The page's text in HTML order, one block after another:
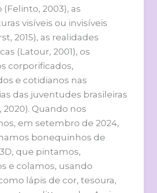
2003), as
visíveis ou invisíveis
2015), as realidades
(Latour, 2001), os
corporificados,
e cotidianos nas
das juventudes brasileiras
2020). Quando nos
em setembro de 2024,
bonequinhos de
que pintamos,
e colamos, usando
lápis de cor, tesoura,